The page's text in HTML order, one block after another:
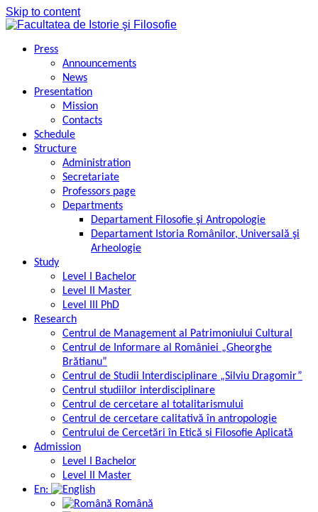
Skip to content
Press
Announcements
News
Presentation
Mission
Contacts
Schedule
Structure
Administration
Secretariate
Professors page
Departments
Departament Filosofie şi Antropologie
Departament Istoria Românilor, Universală şi
Arheologie
Study
Level I Bachelor
Level II Master
Level III PhD
Research
Centrul de Management al Patrimoniului Cultural
Centrul de Informare al României „Gheorghe
Brătianu”
Centrul de Studii Interdisciplinare „Silviu Dragomir”
Centrul studiilor interdisciplinare
Centrul de cercetare al totalitarismului
Centrul de cercetare calitativă în antropologie
Centrului de Cercetări în Etică și Filosofie Aplicată
Admission
Level I Bachelor
Level II Master
En:
Română